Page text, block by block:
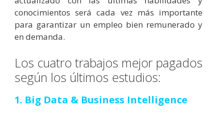
conocimientos será cada vez más importante
para garantizar un empleo bien remunerado y
en demanda.
Los cuatro trabajos mejor pagados
según los últimos estudios:
1. Big Data & Business Intelligence